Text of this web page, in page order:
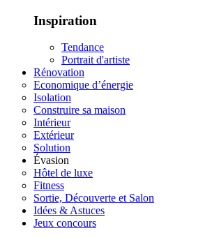
Inspiration
Tendance
Portrait d'artiste
Rénovation
Economique d’énergie
Isolation
Construire sa maison
Intérieur
Extérieur
Solution
Évasion
Hôtel de luxe
Fitness
Sortie, Découverte et Salon
Idées & Astuces
Jeux concours